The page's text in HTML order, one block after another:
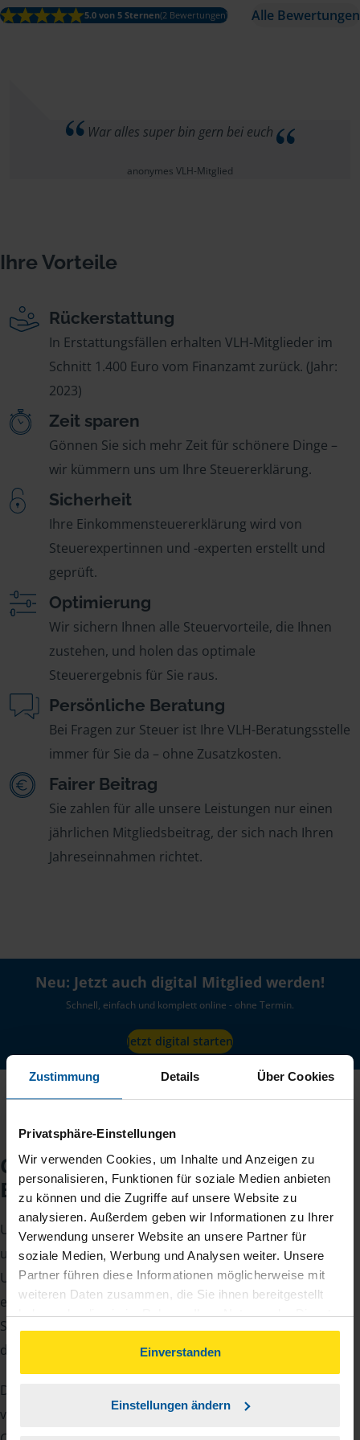
Zustimmung Details Über Cookies
Privatsphäre-Einstellungen
Wir verwenden Cookies, um Inhalte und Anzeigen zu
personalisieren, Funktionen für soziale Medien anbieten
zu können und die Zugriffe auf unsere Website zu
analysieren. Außerdem geben wir Informationen zu Ihrer
Verwendung unserer Website an unsere Partner für
soziale Medien, Werbung und Analysen weiter. Unsere
Partner führen diese Informationen möglicherweise mit
weiteren Daten zusammen, die Sie ihnen bereitgestellt
haben oder die sie im Rahmen Ihrer Nutzung der Dienste
gesammelt haben. Indem Sie auf Einverstanden klicken,
können Sie der Verwendung von Cookies, gemäß
unserer➔ Datenschutzrichtliniezustimmen.
Einverstanden
Einstellungen ändern
5.0 von 5 Sternen(2 Bewertungen) Alle Bewertungen
War alles super bin gern bei euch
anonymes VLH-Mitglied
Ihre Vorteile
Rückerstattung
In Erstattungsfällen erhalten VLH-Mitglieder im
Schnitt 1.400 Euro vom Finanzamt zurück. (Jahr:
2023)
Zeit sparen
Gönnen Sie sich mehr Zeit für schönere Dinge –
wir kümmern uns um Ihre Steuererklärung.
Sicherheit
Ihre Einkommensteuererklärung wird von
Steuerexpertinnen und -experten erstellt und
geprüft.
Optimierung
Wir sichern Ihnen alle Steuervorteile, die Ihnen
zustehen, und holen das optimale
Steuerergebnis für Sie raus.
Persönliche Beratung
Bei Fragen zur Steuer ist Ihre VLH-Beratungsstelle
immer für Sie da – ohne Zusatzkosten.
Fairer Beitrag
Sie zahlen für alle unsere Leistungen nur einen
jährlichen Mitgliedsbeitrag, der sich nach Ihren
Jahreseinnahmen richtet.
Neu: Jetzt auch digital Mitglied werden!
Schnell, einfach und komplett online - ohne Termin.
Jetzt digital starten
Checkliste für Ihr
Beratungsgespräch
Um Ihre Steuererklärung erstellen zu können, benötigen
unsere Beraterinnen und Berater eine Reihe von
Unterlagen von Ihnen. Dazu gehört beispielsweise die
elektronische Lohnsteuerbescheinigung, Ihre
Steueridentifikationsnummer, der Rentenbescheid oder
die Bescheinigung über das Kindergeld.
Damit Sie sich gut vorbereiten können und keinen der
vielen Nachweise vergessen, stellen wir Ihnen hier eine